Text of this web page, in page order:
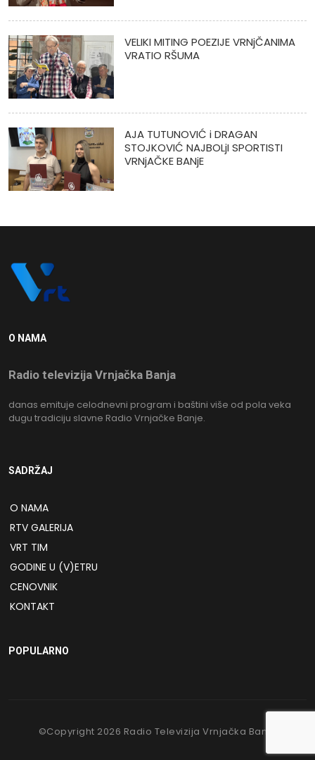
VELIKI MITING POEZIJE VRNjČANIMA
VRATIO RŠUMA
AJA TUTUNOVIĆ i DRAGAN
STOJKOVIĆ NAJBOLjI SPORTISTI
VRNjAČKE BANjE
O NAMA
Radio televizija Vrnjačka Banja
danas emituje celodnevni program i baštini više od pola veka
dugu tradiciju slavne Radio Vrnjačke Banje.
SADRŽAJ
O NAMA
RTV GALERIJA
VRT TIM
GODINE U (V)ETRU
CENOVNIK
KONTAKT
POPULARNO
©Copyright 2026 Radio Televizija Vrnjačka Banja